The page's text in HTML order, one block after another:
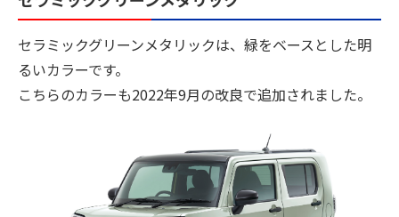
セラミックグリーンメタリックは、緑をベースとした明
るいカラーです。
こちらのカラーも2022年9月の改良で追加されました。